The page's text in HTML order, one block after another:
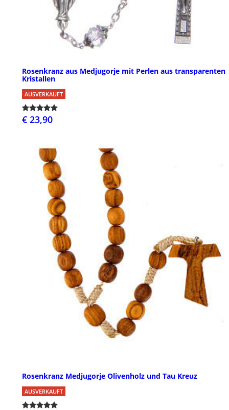
Rosenkranz aus Medjugorje mit Perlen aus transparenten
Kristallen
AUSVERKAUFT
€ 23,90
Rosenkranz Medjugorje Olivenholz und Tau Kreuz
AUSVERKAUFT